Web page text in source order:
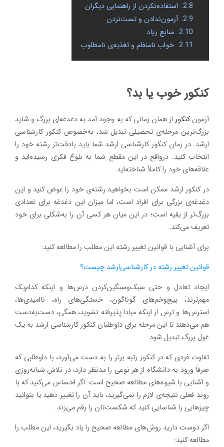
2.8. استفاده‌نکردن از راهنمایی دیگران
2.9. آزمون‌ندادن و تست‌نزدن
2.10. منابع زیاد
2.11. خواب نامنظم و تغذیه‌ی نامطلوب
کنکور خوب یا بد؟
آزمونکنکور از همان زمانی که به وجود آمد به دغدغه‌ای بزرگ و شاید
بزرگ‌ترین مرحله‌ی تحصیلی تبدیل شد، به‌خصوص کنکور کارشناسی
ارشد. در زمان کنکور کارشناسی ارشد شما باید بادقت‌تر رشته خود را
انتخاب کنید. درواقع در این مقطع شما به بلوغ فکری رسیده‌اید و
علاقه‌های خود را کاملاً شناخته‌اید.
در کنکور ارشد ممکن است بخواهید رشته‌ی خود را عوض کنید و این
دغدغه‌ی بزرگی برای افراد است، اما میزان این دغدغه برای تعدادی
بزرگ‌تر از بقیه است؛ در این میان هر کسی آن را به‌شکلی برای خود
تعریف می‌کند.
برای آشنایی با قوانین تغییر رشته این مطلب را مطالعه کنید:
قوانین تغییر رشته در کارشناسی‌ارشد چیست؟
ایجاد تعادل و حتی سبک‌وسنگین‌کردن درس‌ها و اینکه کدام‌یک
مهم‌ترند، پیچ‌وخم‌های گوناگون، خستگی‌های راه، ناامیدی‌ها،
استرس‌ها و ترس از اینکه مبادا پذیرفته نشوید، همگی، دست‌به‌دست
هم می‌دهند تا این مرحله برای داوطلبان کنکور کارشناسی ارشد به یک
غول بزرگ تبدیل شود.
تفاوت فردی که در کنکور رتبه برتر را به دست می‌آورد، با داوطلبی که
صرفاً ورود به دانشگاه از هر نوعی را مدنظر دارد، در تلاش شبانه‌روزی
و آشنایی با شیوه‌های مطالعه صحیح است. اگر احساس می‌کنید که با
روند فعلی نتیجه‌ی لازم را نمی‌گیرید، باید آن را تغییر دهید یا بتوانید
چیزهایی را شناسایی کنید که شکست‌تان را رقم می‌زند.
اگر دوست دارید روش‌های مطالعه صحیح را یاد بگیرید، این مطلب را
مطالعه کنید: